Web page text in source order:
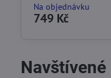
Na objednávku
749 Kč